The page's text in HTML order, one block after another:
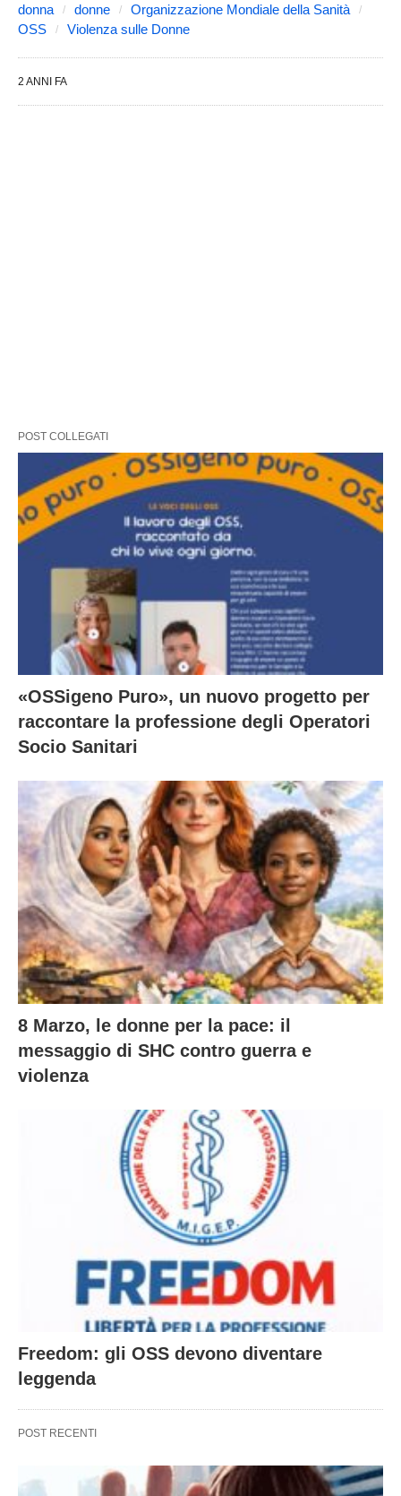
donna donne
Organizzazione Mondiale della Sanità
OSS
Violenza sulle Donne
2 ANNI FA
POST COLLEGATI
«OSSigeno Puro», un nuovo progetto per
raccontare la professione degli Operatori
Socio Sanitari
8 Marzo, le donne per la pace: il
messaggio di SHC contro guerra e
violenza
Freedom: gli OSS devono diventare
leggenda
POST RECENTI